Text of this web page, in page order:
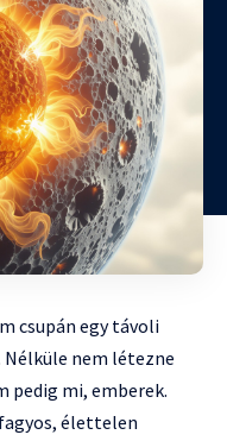
csupán egy távoli
Nélküle nem létezne
pedig mi, emberek.
élettelen